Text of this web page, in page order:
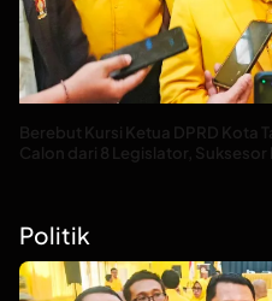
Berebut Kursi Ketua DPRD Kota
Calon dari 8 Legislator, Suksesor
Politik